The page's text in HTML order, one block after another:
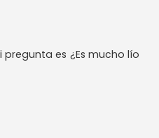
es ¿Es mucho lío